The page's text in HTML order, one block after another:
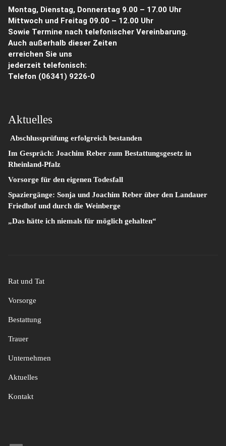
Montag, Dienstag, Donnerstag 9.00 – 17.00 Uhr
Mittwoch und Freitag 09.00 – 12.00 Uhr
Sowie Termine nach telefonischer Vereinbarung.
Auch außerhalb dieser Zeiten
erreichen Sie uns
jederzeit telefonisch:
Telefon (06341) 9226-0
Aktuelles
Abschlussprüfung erfolgreich bestanden
Im Gespräch: Joachim Reber zum Bestattungsgesetz in
Rheinland-Pfalz
Vorsorge für den eigenen Todesfall
Spaziergänge: Sonja und Joachim Reber über den Landauer
Friedhof und durch die Weinberge
„Das hätte ich niemals für möglich gehalten“
Rat und Tat
Vorsorge
Bestattung
Trauer
Unternehmen
Aktuelles
Kontakt